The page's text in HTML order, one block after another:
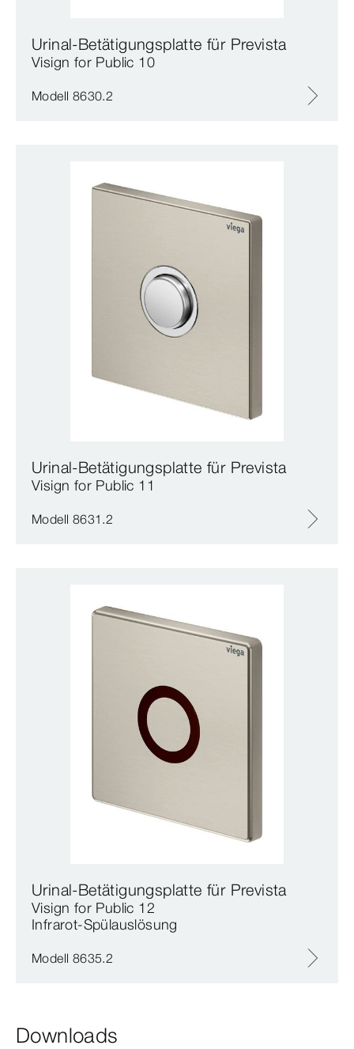
Urinal-Betätigungsplatte für Prevista
Visign for Public 10
Modell 8630.2
Urinal-Betätigungsplatte für Prevista
Visign for Public 11
Modell 8631.2
Urinal-Betätigungsplatte für Prevista
Visign for Public 12
Infrarot-Spülauslösung
Modell 8635.2
Downloads